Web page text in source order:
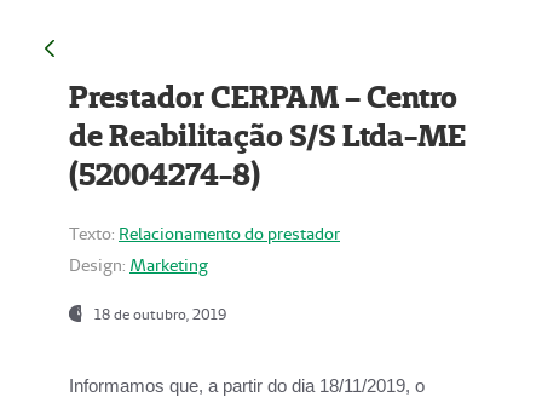
Prestador CERPAM – Centro
de Reabilitação S/S Ltda-ME
(52004274-8)
Texto: Relacionamento do prestador
Design: Marketing
18 de outubro, 2019
Informamos que, a partir do dia 18/11/2019, o